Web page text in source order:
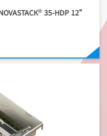
® 35-HDP 12”